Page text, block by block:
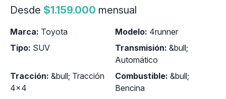
Desde $1.159.000 mensual
Marca: Toyota Modelo: 4runner
Tipo: SUV Transmisión: &bull;
Automático
Tracción: &bull; Tracción
4x4
Combustible: &bull;
Bencina